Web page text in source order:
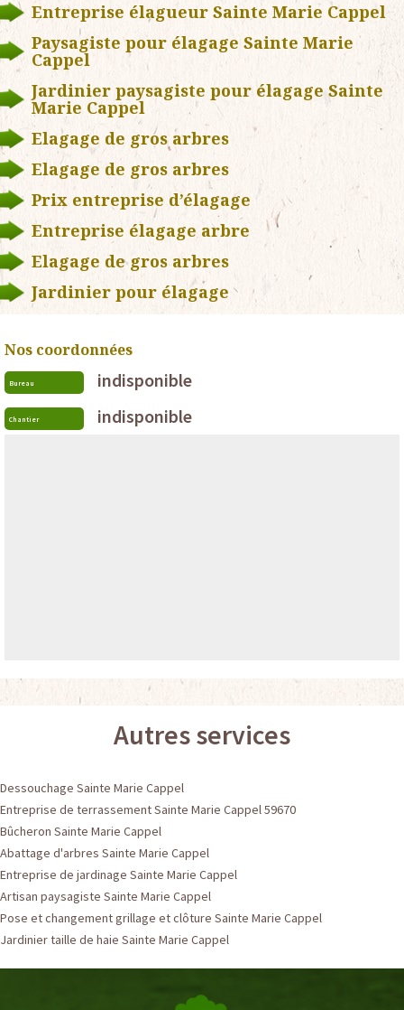
Entreprise élagueur Sainte Marie Cappel
Paysagiste pour élagage Sainte Marie
Cappel
Jardinier paysagiste pour élagage Sainte
Marie Cappel
Elagage de gros arbres
Elagage de gros arbres
Prix entreprise d’élagage
Entreprise élagage arbre
Elagage de gros arbres
Jardinier pour élagage
Nos coordonnées
Bureau indisponible
Chantier indisponible
Autres services
Dessouchage Sainte Marie Cappel
Entreprise de terrassement Sainte Marie Cappel 59670
Bûcheron Sainte Marie Cappel
Abattage d'arbres Sainte Marie Cappel
Entreprise de jardinage Sainte Marie Cappel
Artisan paysagiste Sainte Marie Cappel
Pose et changement grillage et clôture Sainte Marie Cappel
Jardinier taille de haie Sainte Marie Cappel